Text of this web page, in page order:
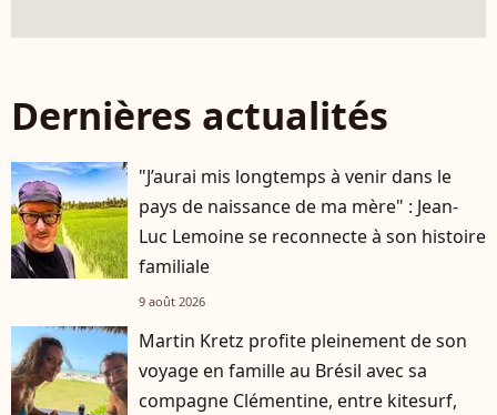
Dernières actualités
"J’aurai mis longtemps à venir dans le
pays de naissance de ma mère" : Jean-
Luc Lemoine se reconnecte à son histoire
familiale
9 août 2026
Martin Kretz profite pleinement de son
voyage en famille au Brésil avec sa
compagne Clémentine, entre kitesurf,